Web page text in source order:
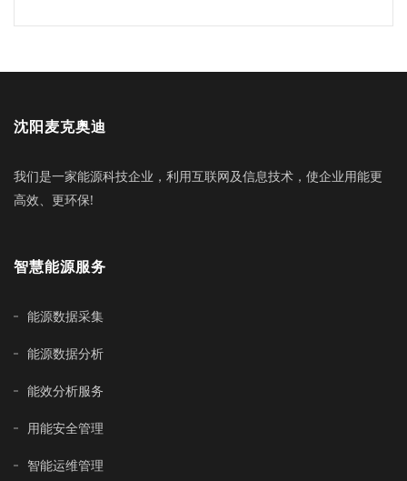
沈阳麦克奥迪
我们是一家能源科技企业，利用互联网及信息技术，使企业用能更
高效、更环保!
智慧能源服务
能源数据采集
能源数据分析
能效分析服务
用能安全管理
智能运维管理